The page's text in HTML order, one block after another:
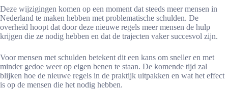
Deze wijzigingen komen op een moment dat steeds meer mensen in
Nederland te maken hebben met problematische schulden. De
overheid hoopt dat door deze nieuwe regels meer mensen de hulp
krijgen die ze nodig hebben en dat de trajecten vaker succesvol zijn.
Voor mensen met schulden betekent dit een kans om sneller en met
minder gedoe weer op eigen benen te staan. De komende tijd zal
blijken hoe de nieuwe regels in de praktijk uitpakken en wat het effect
is op de mensen die het nodig hebben.